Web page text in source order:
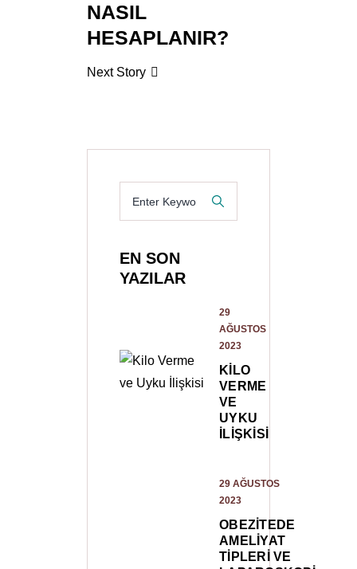
NASIL
HESAPLANIR?
Next Story
EN SON
YAZILAR
KILO
VERME
VE
UYKU
İLIŞKISI
29
AĞUSTOS
2023
OBEZITEDE
AMELIYAT
TIPLERI VE
29 AĞUSTOS
2023